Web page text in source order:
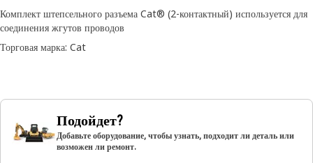
Комплект штепсельного разъема Cat® (2-контактный) используется для
соединения жгутов проводов
Торговая марка: Cat
Подойдет?
Добавьте оборудование, чтобы узнать, подходит ли деталь или
возможен ли ремонт.